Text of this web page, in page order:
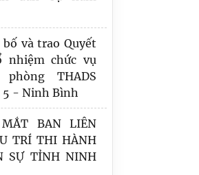
hướng dẫn thi
xác minh điều
hành án, thông
án
số 20-QĐ/TW
Điều lệ Đảng:
đề cần lưu ý
cấp trong tổ
hiện
và trao Quyết
nhiệm chức vụ
phòng THADS
5 - Ninh Bình
BAN LIÊN
TRÍ THI HÀNH
SỰ TỈNH NINH